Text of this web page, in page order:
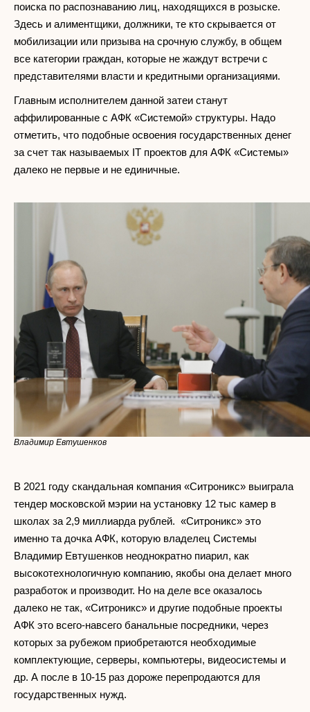
поиска по распознаванию лиц, находящихся в розыске.
Здесь и алиментщики, должники, те кто скрывается от
мобилизации или призыва на срочную службу, в общем
все категории граждан, которые не жаждут встречи с
представителями власти и кредитными организациями.
Главным исполнителем данной затеи станут
аффилированные с АФК «Системой» структуры. Надо
отметить, что подобные освоения государственных денег
за счет так называемых IT проектов для АФК «Системы»
далеко не первые и не единичные.
Владимир Евтушенков
В 2021 году скандальная компания «Ситроникс» выиграла
тендер московской мэрии на установку 12 тыс камер в
школах за 2,9 миллиарда рублей. «Ситроникс» это
именно та дочка АФК, которую владелец Системы
Владимир Евтушенков неоднократно пиарил, как
высокотехнологичную компанию, якобы она делает много
разработок и производит. Но на деле все оказалось
далеко не так, «Ситроникс» и другие подобные проекты
АФК это всего-навсего банальные посредники, через
которых за рубежом приобретаются необходимые
комплектующие, серверы, компьютеры, видеосистемы и
др. А после в 10-15 раз дороже перепродаются для
государственных нужд.